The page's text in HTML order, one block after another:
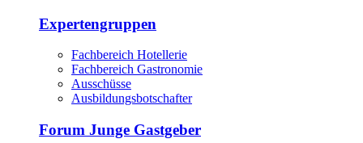
Expertengruppen
Fachbereich Hotellerie
Fachbereich Gastronomie
Ausschüsse
Ausbildungsbotschafter
Forum Junge Gastgeber